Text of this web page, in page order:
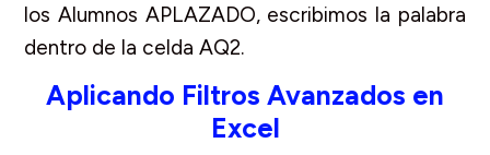
los Alumnos APLAZADO, escribimos la palabra
dentro de la celda AQ2.
Aplicando Filtros Avanzados en
Excel